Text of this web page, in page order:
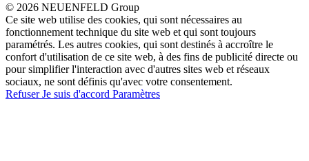
© 2026 NEUENFELD Group
Ce site web utilise des cookies, qui sont nécessaires au
fonctionnement technique du site web et qui sont toujours
paramétrés. Les autres cookies, qui sont destinés à accroître le
confort d'utilisation de ce site web, à des fins de publicité directe ou
pour simplifier l'interaction avec d'autres sites web et réseaux
sociaux, ne sont définis qu'avec votre consentement.
RefuserJe suis d'accord Paramètres